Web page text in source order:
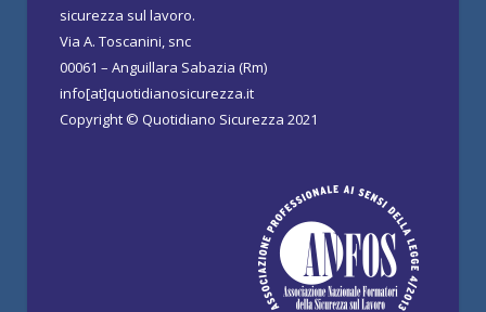
sicurezza sul lavoro.
Via A. Toscanini, snc
00061 – Anguillara Sabazia (Rm)
info[at]quotidianosicurezza.it
Copyright © Quotidiano Sicurezza 2021